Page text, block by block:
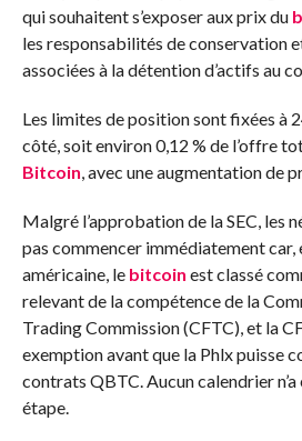
qui souhaitent s’exposer aux prix du
les responsabilités de conservation
associées à la détention d’actifs au
Les limites de position sont fixées à
côté, soit environ 0,12 % de l’offre
Bitcoin, avec une augmentation de
Malgré l’approbation de la SEC, les
pas commencer immédiatement car,
américaine, le bitcoin est classé
relevant de la compétence de la
Trading Commission (CFTC), et la
exemption avant que la Phlx puisse
contrats QBTC. Aucun calendrier
étape.